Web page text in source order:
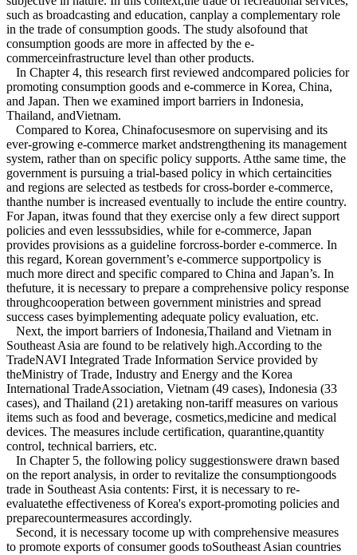
such as broadcasting and education, canplay a complementary role
in the trade of consumption goods. The study alsofound that
consumption goods are more in affected by the e-
commerceinfrastructure level than other products.
In Chapter 4, this research first reviewed andcompared policies for
promoting consumption goods and e-commerce in Korea, China,
and Japan. Then we examined import barriers in Indonesia,
Thailand, andVietnam.
Compared to Korea, Chinafocusesmore on supervising and its
ever-growing e-commerce market andstrengthening its management
system, rather than on specific policy supports. Atthe same time, the
government is pursuing a trial-based policy in which certaincities
and regions are selected as testbeds for cross-border e-commerce,
thanthe number is increased eventually to include the entire country.
For Japan, itwas found that they exercise only a few direct support
policies and even lesssubsidies, while for e-commerce, Japan
provides provisions as a guideline forcross-border e-commerce. In
this regard, Korean government’s e-commerce supportpolicy is
much more direct and specific compared to China and Japan’s. In
thefuture, it is necessary to prepare a comprehensive policy response
throughcooperation between government ministries and spread
success cases byimplementing adequate policy evaluation, etc.
Next, the import barriers of Indonesia,Thailand and Vietnam in
Southeast Asia are found to be relatively high.According to the
TradeNAVI Integrated Trade Information Service provided by
theMinistry of Trade, Industry and Energy and the Korea
International TradeAssociation, Vietnam (49 cases), Indonesia (33
cases), and Thailand (21) aretaking non-tariff measures on various
items such as food and beverage, cosmetics,medicine and medical
devices. The measures include certification, quarantine,quantity
control, technical barriers, etc.
In Chapter 5, the following policy suggestionswere drawn based
on the report analysis, in order to revitalize the consumptiongoods
trade in Southeast Asia contents: First, it is necessary to re-
evaluatethe effectiveness of Korea's export-promoting policies and
preparecountermeasures accordingly.
Second, it is necessary tocome up with comprehensive measures
to promote exports of consumer goods toSoutheast Asian countries